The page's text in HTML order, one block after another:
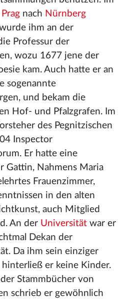
Prag nach Nürnberg
ihm an der
Professur der
wozu 1677 jene der
kam. Auch hatte er an
sogenannte
und bekam die
Hof- und Pfalzgrafen. Im
des Pegnitzischen
Inspector
Er hatte eine
Gattin, Nahmens Maria
Frauenzimmer,
in den alten
auch Mitglied
An der Universität war er
Dekan der
Da ihm sein einziger
er keine Kinder.
Stammbücher von
schrieb er gewöhnlich